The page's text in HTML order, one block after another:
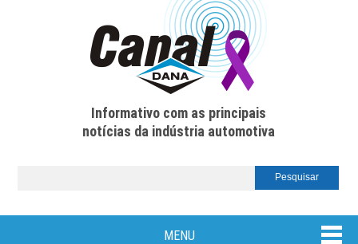
Informativo com as principais
notícias da indústria automotiva
MENU